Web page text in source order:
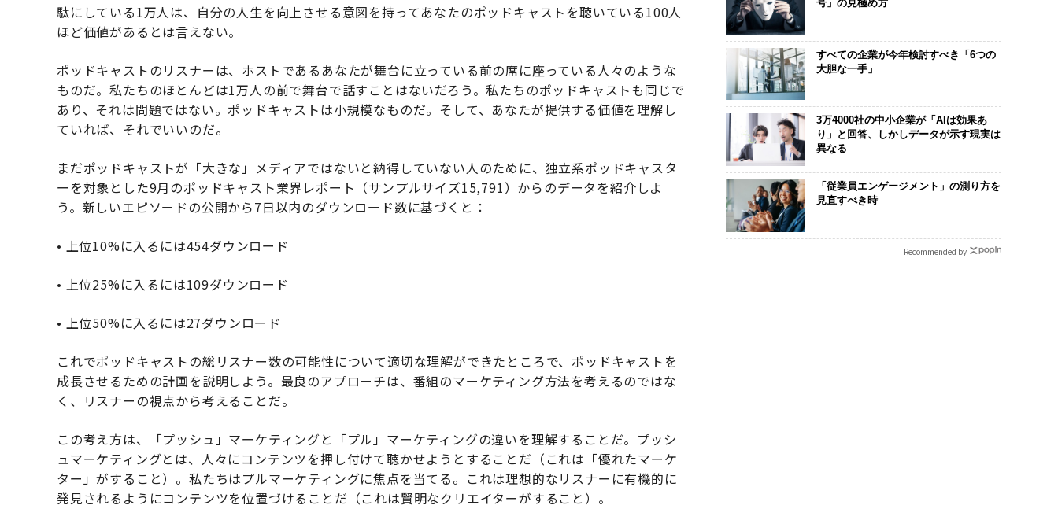
駄にしている1万人は、自分の人生を向上させる意図を持ってあなたのポッドキャストを聴いている100人
ほど価値があるとは言えない。
ポッドキャストのリスナーは、ホストであるあなたが舞台に立っている前の席に座っている人々のような
ものだ。私たちのほとんどは1万人の前で舞台で話すことはないだろう。私たちのポッドキャストも同じで
あり、それは問題ではない。ポッドキャストは小規模なものだ。そして、あなたが提供する価値を理解し
ていれば、それでいいのだ。
まだポッドキャストが「大きな」メディアではないと納得していない人のために、独立系ポッドキャスタ
ーを対象とした9月のポッドキャスト業界レポート（サンプルサイズ15,791）からのデータを紹介しよ
う。新しいエピソードの公開から7日以内のダウンロード数に基づくと：
• 上位10%に入るには454ダウンロード
• 上位25%に入るには109ダウンロード
• 上位50%に入るには27ダウンロード
これでポッドキャストの総リスナー数の可能性について適切な理解ができたところで、ポッドキャストを
成長させるための計画を説明しよう。最良のアプローチは、番組のマーケティング方法を考えるのではな
く、リスナーの視点から考えることだ。
この考え方は、「プッシュ」マーケティングと「プル」マーケティングの違いを理解することだ。プッシ
ュマーケティングとは、人々にコンテンツを押し付けて聴かせようとすることだ（これは「優れたマーケ
ター」がすること）。私たちはプルマーケティングに焦点を当てる。これは理想的なリスナーに有機的に
発見されるようにコンテンツを位置づけることだ（これは賢明なクリエイターがすること）。
号」の見極め方
すべての企業が今年検討すべき「6つの
大胆な一手」
3万4000社の中小企業が「AIは効果あ
り」と回答、しかしデータが示す現実は
異なる
「従業員エンゲージメント」の測り方を
見直すべき時
Recommended by